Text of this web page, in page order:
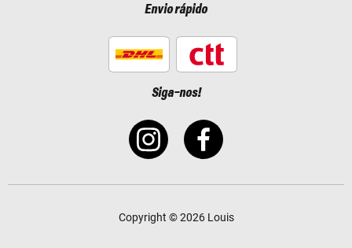
Envio rápido
Siga-nos!
Copyright © 2026 Louis